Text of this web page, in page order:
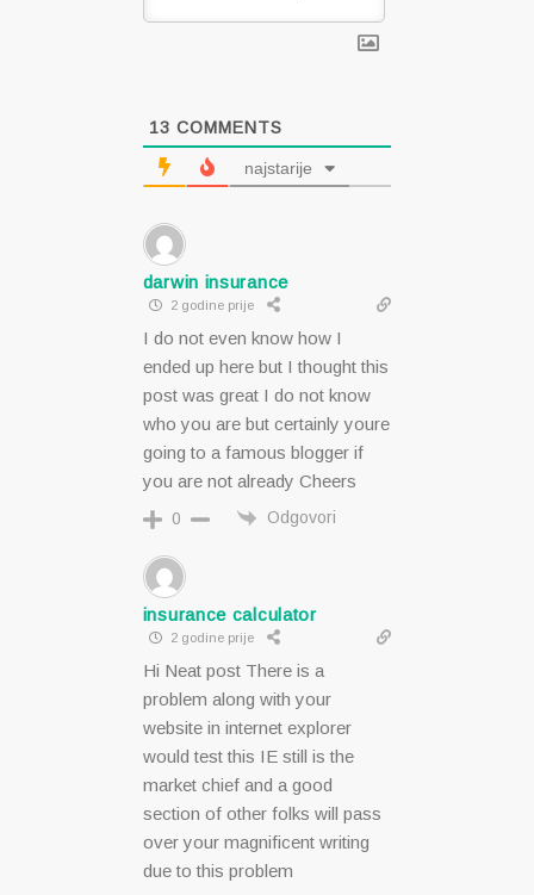
13 COMMENTS
najstarije
darwin insurance
2 godine prije
I do not even know how I
ended up here but I thought this
post was great I do not know
who you are but certainly youre
going to a famous blogger if
you are not already Cheers
0 Odgovori
insurance calculator
2 godine prije
Hi Neat post There is a
problem along with your
website in internet explorer
would test this IE still is the
market chief and a good
section of other folks will pass
over your magnificent writing
due to this problem